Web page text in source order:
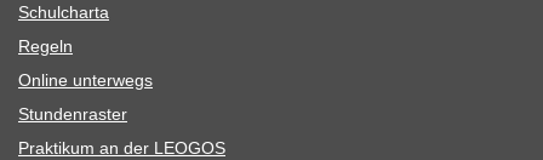
Schul­charta
Regeln
Online unter­wegs
Stun­den­ras­ter
Prak­ti­kum an der LEOGOS